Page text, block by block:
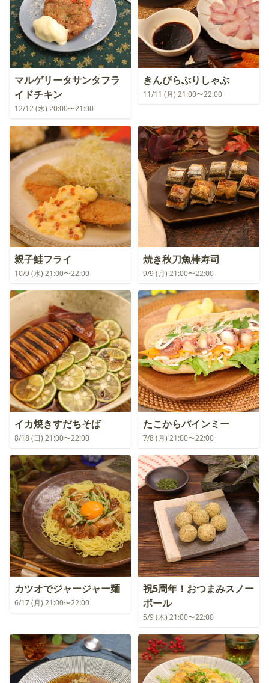
マルゲリータサンタフラ
イドチキン
12/12 (木) 20:00〜21:00
きんぴらぶりしゃぶ
11/11 (月) 21:00〜22:00
親子鮭フライ
10/9 (水) 21:00〜22:00
焼き秋刀魚棒寿司
9/9 (月) 21:00〜22:00
イカ焼きすだちそば
8/18 (日) 21:00〜22:00
たこからバインミー
7/8 (月) 21:00〜22:00
カツオでジャージャー麺
6/17 (月) 21:00〜22:00
祝5周年！おつまみスノー
ボール
5/9 (木) 21:00〜22:00